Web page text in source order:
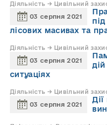
Діяльність → Цивільний
03 серпня 2021
лісових масивах та
Діяльність → Цивільний
03 серпня 2021
ситуаціях
Діяльність → Цивільний
03 серпня 2021